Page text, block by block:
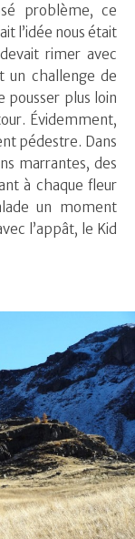
problème, ce
l’idée nous était
rimer avec
un challenge de
pousser plus loin
Évidemment,
pédestre. Dans
marrantes, des
à chaque fleur
un moment
l’appât, le Kid